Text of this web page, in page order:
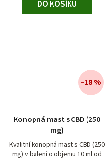
DO KOŠÍKU
Konopná mast s CBD (250
mg)
Kvalitní konopná mast s CBD (250
mg) v balení o objemu 10 ml od
–18 %